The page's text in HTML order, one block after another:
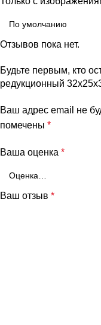
Отзывов пока нет.
Будьте первым, кто
редукционный
Ваш адрес email не
помечены *
Ваша оценка *
Ваш отзыв *